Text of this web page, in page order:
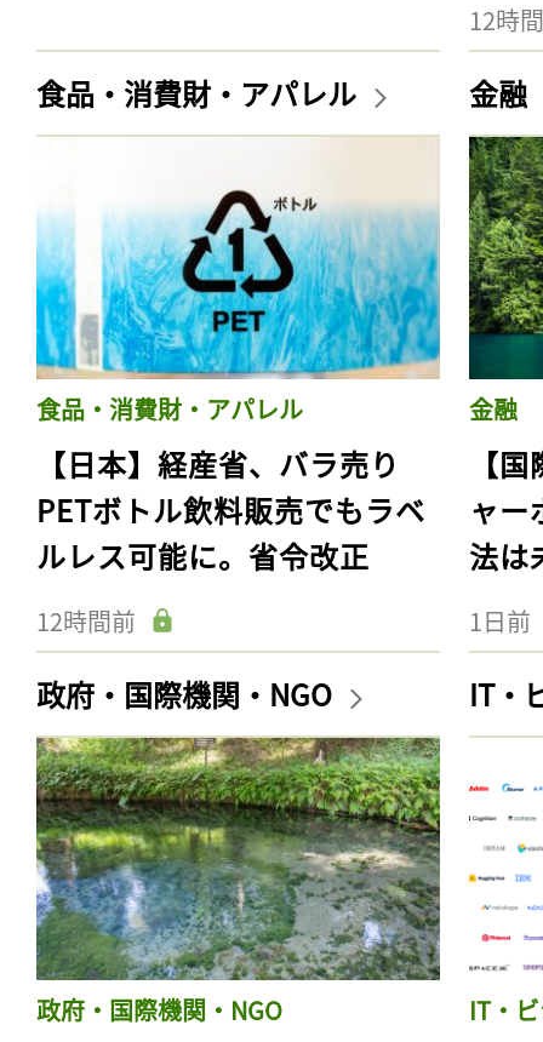
12時
食品・消費財・アパレル
食品・消費財・アパレル
【日本】経産省、バラ売り
PETボトル飲料販売でもラベ
ルレス可能に。省令改正
12時間前
金融
金融
【
ャー
法は
1日前
政府・国際機関・NGO
政府・国際機関・NGO
IT・
IT・